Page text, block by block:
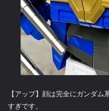
【アップ】顔は完全にガンダ
すぎです。